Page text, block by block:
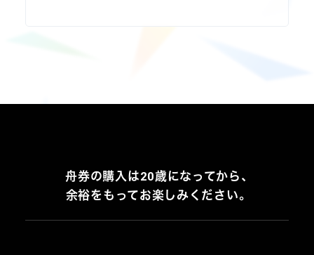
舟券の購入は20歳になってから、
余裕をもってお楽しみください。